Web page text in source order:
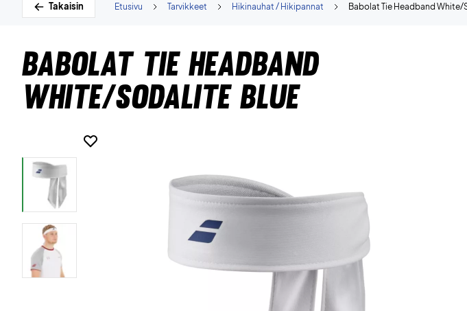
Takaisin Babolat Tie Headband White/
Hikinauhat / Hikipannat
Tarvikkeet
Etusivu
Babolat Tie Headband
White/Sodalite Blue